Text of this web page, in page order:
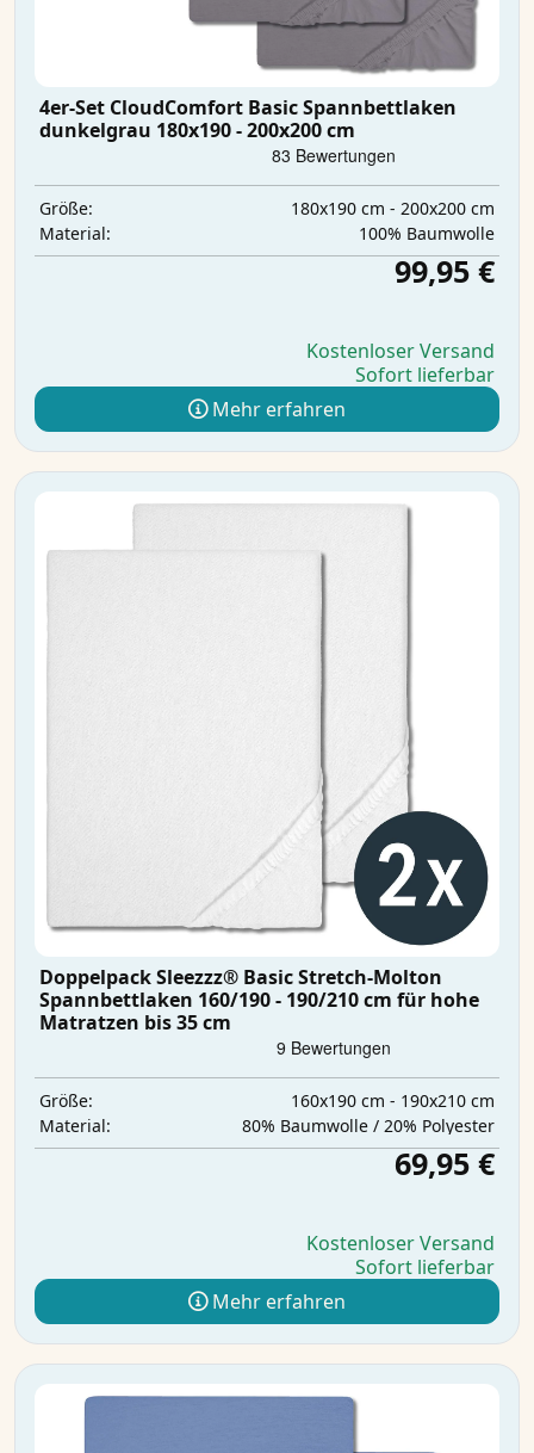
4er-Set CloudComfort Basic Spannbettlaken
dunkelgrau 180x190 - 200x200 cm
Größe:
180x190 cm - 200x200 cm
Material:
100% Baumwolle
99,95 €
Kostenloser Versand
Sofort lieferbar
Mehr erfahren
Doppelpack Sleezzz® Basic Stretch-Molton
Spannbettlaken 160/190 - 190/210 cm für hohe
Matratzen bis 35 cm
Größe:
160x190 cm - 190x210 cm
Material:
80% Baumwolle / 20% Polyester
69,95 €
Kostenloser Versand
Sofort lieferbar
Mehr erfahren